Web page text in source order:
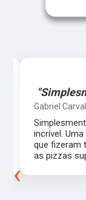
Gabriel
incrível.
que fizeram
as pizzas
‹